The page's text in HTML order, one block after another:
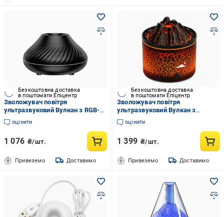
Безкоштовна доставка
в поштомати Епіцентр
Зволожувач повітря
ультразвуковий Вулкан з RGB-
підсвічуванням та
аромадифузором 130 мл Чорний
оцінити
1 076 ₴/шт.
Привеземо Доставимо
Безкоштовна доставка
в поштомати Епіцентр
Зволожувач повітря
ультразвуковий Вулкан з
ефектом полум'я та
аромадифузором 180 мл Чорний
оцінити
1 399 ₴/шт.
Привеземо Доставимо